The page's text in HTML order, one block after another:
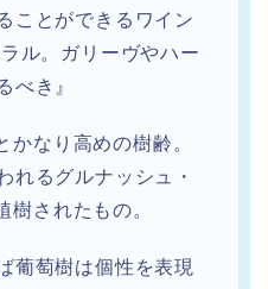
ことができるワイン
ル。ガリーヴやハー
べき』
なり高めの樹齢。
れるグルナッシュ・
樹されたもの。
葡萄樹は個性を表現